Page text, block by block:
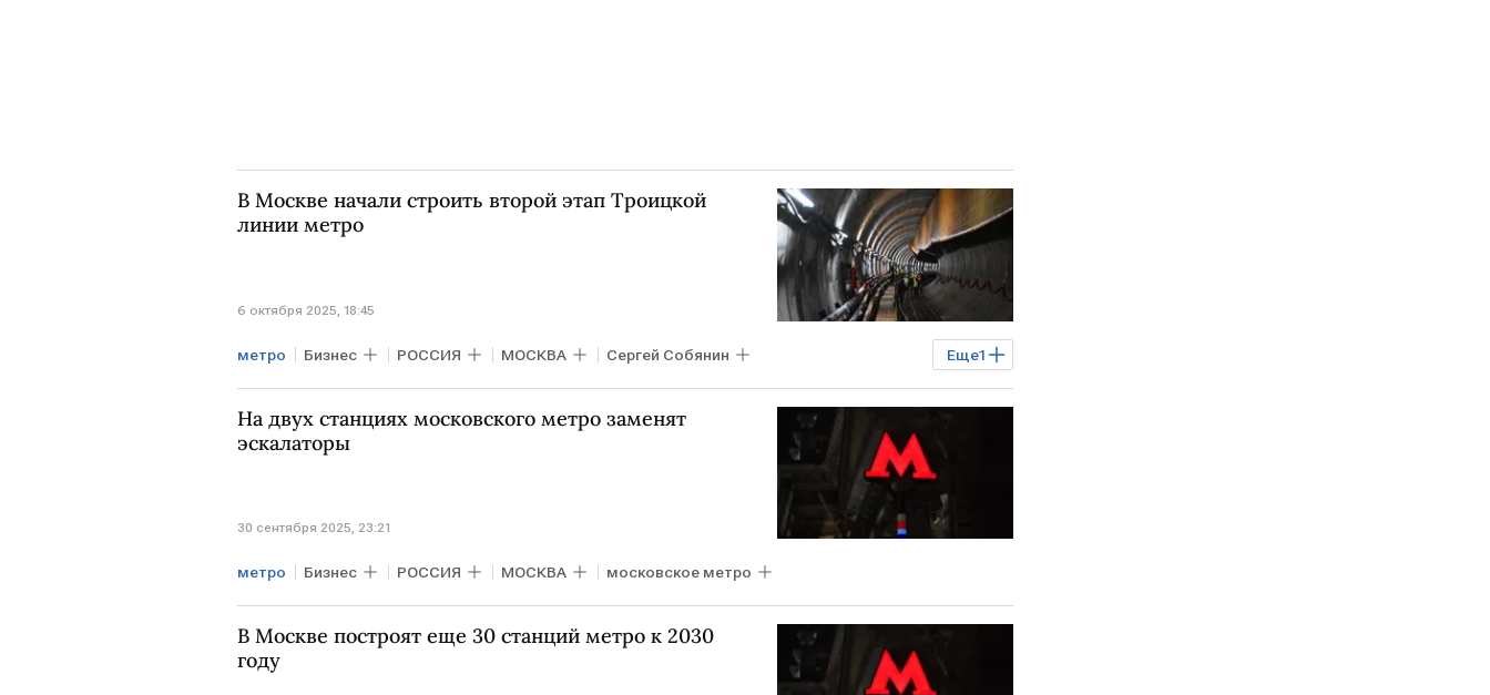
В Москве начали строить второй этап Троицкой
линии метро
6 октября 2025, 18:45
Еще1
метро Бизнес РОССИЯ МОСКВА Сергей Собянин
московское метро
На двух станциях московского метро заменят
эскалаторы
30 сентября 2025, 23:21
метро Бизнес РОССИЯ МОСКВА московское метро
В Москве построят еще 30 станций метро к 2030
году